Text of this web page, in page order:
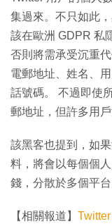
集過來。不只如此
該在歐洲 GDPR 私
否則將需承受沉重
電郵地址、姓名、
話號碼。 不過即使
郵地址，但許多用
該黑客也提到，如
料，將會以每個個
錢，分散於多個平台
【相關報道】